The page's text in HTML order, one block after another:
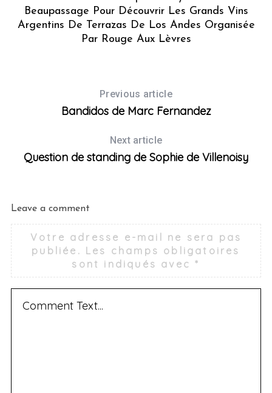
Beaupassage Pour Découvrir Les Grands Vins
Argentins De Terrazas De Los Andes Organisée
Par Rouge Aux Lèvres
Previous article
Bandidos de Marc Fernandez
Next article
Question de standing de Sophie de Villenoisy
Leave a comment
Votre adresse e-mail ne sera pas
publiée. Les champs obligatoires
sont indiqués avec*